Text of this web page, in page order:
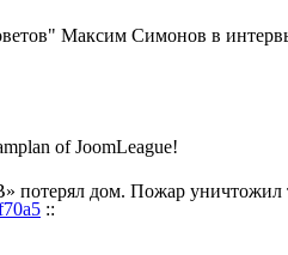
Максим Симонов в
дом. Пожар уничтожил
of JoomLeague!
::